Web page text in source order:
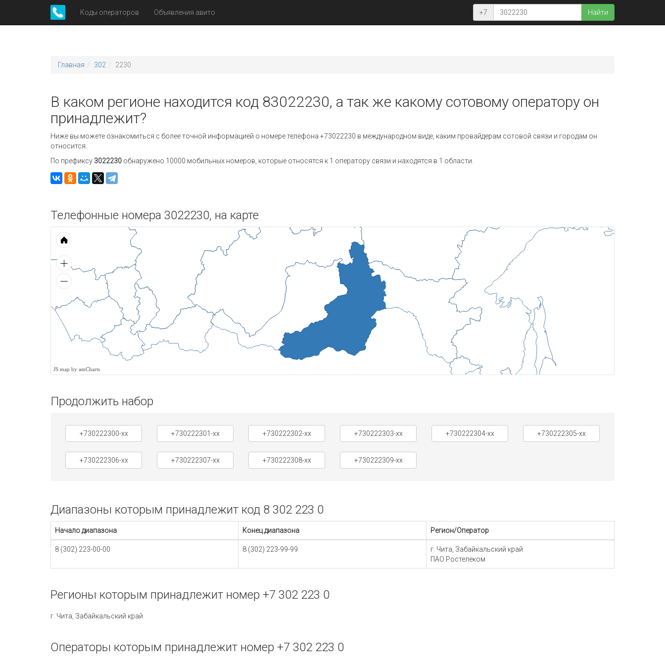
Коды операторов Объявления авито +7 Найти
Главная 302 2230
В каком регионе находится код 83022230, а так же какому сотовому оператору он
принадлежит?
Ниже вы можете ознакомиться с более точной информацией о номере телефона +73022230 в международном виде, каким провайдерам сотовой связи и городам он
относится.
По префиксу 3022230 обнаружено 10000 мобильных номеров, которые относятся к 1 оператору связи и находятся в 1 области.
Телефонные номера 3022230, на карте
JS map by amCharts
Продолжить набор
+730222300-xx +730222301-xx +730222302-xx +730222303-xx +730222304-xx +730222305-xx
+730222306-xx +730222307-xx +730222308-xx +730222309-xx
Диапазоны которым принадлежит код 8 302 223 0
Начало диапазона Конец диапазона Регион/Оператор
8 (302) 223-00-00 8 (302) 223-99-99
г. Чита, Забайкальский край
ПАО Ростелеком
Регионы которым принадлежит номер +7 302 223 0
г. Чита, Забайкальский край
Операторы которым принадлежит номер +7 302 223 0